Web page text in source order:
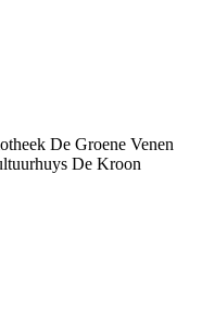
De Groene Venen
De Kroon